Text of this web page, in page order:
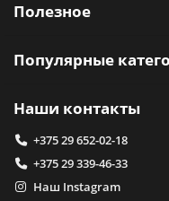
Полезное
Популярные
Наши контакты
+375 29 652-02-18
+375 29 339-46-33
Наш Instagram